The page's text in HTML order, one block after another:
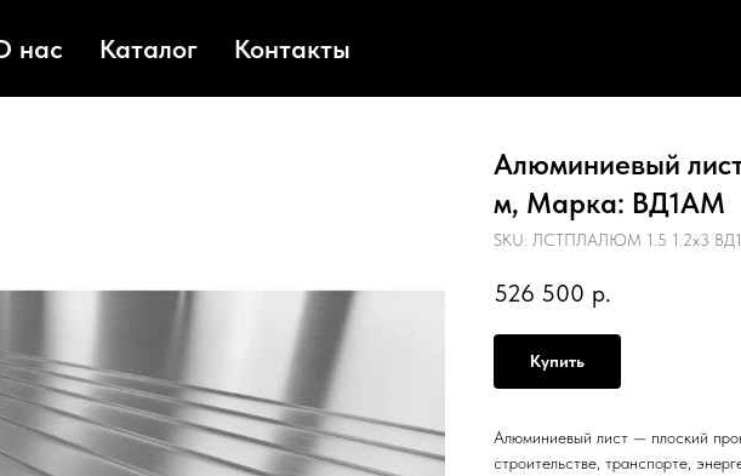
нас Каталог Контакты
Алюминиевый
м, Марка: ВД1АМ
SKU: ЛСТПЛАЛЮМ 1.5 1.2х3
526 500 р.
Купить
Алюминиевый лист — плоский
строительстве, транспорте,